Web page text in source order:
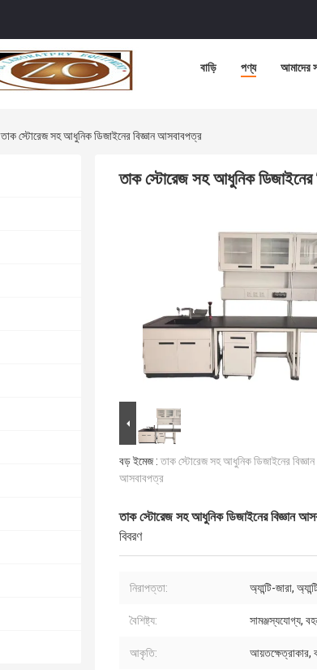
বাড়ি পণ্য আমাদের
তাক স্টোরেজ সহ আধুনিক ডিজাইনের বিজ্ঞান আসবাবপত্র
তাক স্টোরেজ সহ আধুনিক ডিজাইনের
বড় ইমেজ :তাক স্টোরেজ সহ আধুনিক ডিজাইনের বিজ্ঞান
আসবাবপত্র
তাক স্টোরেজ সহ আধুনিক ডিজাইনের বিজ্ঞান
বিবরণ
নিরাপত্তা: অ্যান্টি-জারা,
বৈশিষ্ট্য: সামঞ্জস্যযোগ্য,
আকৃতি: আয়তক্ষেত্রাকার,